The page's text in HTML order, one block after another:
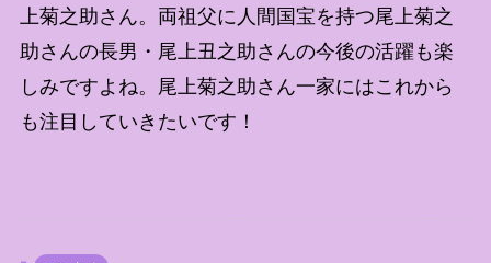
上菊之助さん。両祖父に人間国宝を持つ尾上菊之
助さんの長男・尾上丑之助さんの今後の活躍も楽
しみですよね。尾上菊之助さん一家にはこれから
も注目していきたいです！